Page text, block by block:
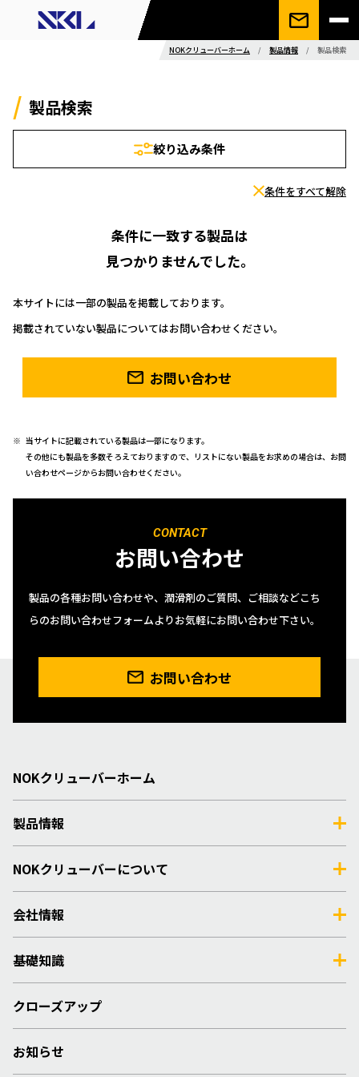
NOKクリューバーホーム / 製品情報 / 製品検索
製品検索
絞り込み条件
条件をすべて解除
条件に一致する製品は
見つかりませんでした。
本サイトには一部の製品を掲載しております。
掲載されていない製品についてはお問い合わせください。
お問い合わせ
当サイトに記載されている製品は一部になります。
その他にも製品を多数そろえておりますので、リストにない製品をお求めの場合は、お問
い合わせページからお問い合わせください。
CONTACT
お問い合わせ
製品の各種お問い合わせや、潤滑剤のご質問、ご相談などこち
らのお問い合わせフォームよりお気軽にお問い合わせ下さい。
お問い合わせ
NOKクリューバーホーム
製品情報
NOKクリューバーについて
会社情報
基礎知識
クローズアップ
お知らせ